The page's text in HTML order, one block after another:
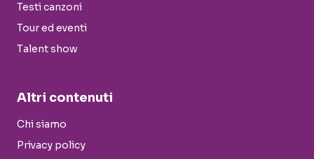
Testi canzoni
Tour ed eventi
Talent show
Altri contenuti
Chi siamo
Privacy policy